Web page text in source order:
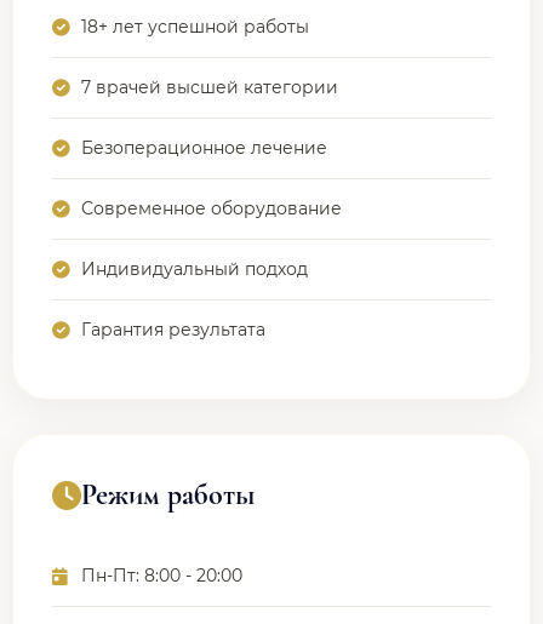
18+ лет успешной работы
7 врачей высшей категории
Безоперационное лечение
Современное оборудование
Индивидуальный подход
Гарантия результата
Режим работы
Пн-Пт: 8:00 - 20:00